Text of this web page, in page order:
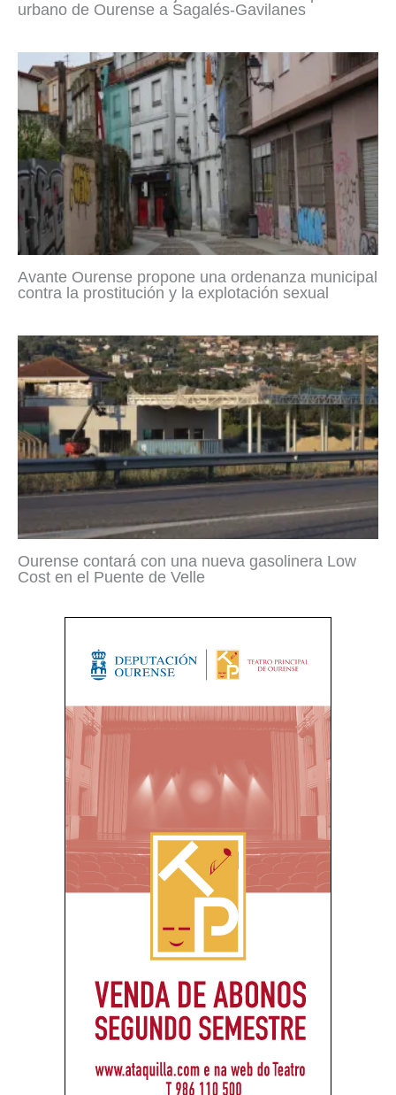
urbano de Ourense a Sagalés-Gavilanes
Avante Ourense propone una ordenanza municipal
contra la prostitución y la explotación sexual
Ourense contará con una nueva gasolinera Low
Cost en el Puente de Velle